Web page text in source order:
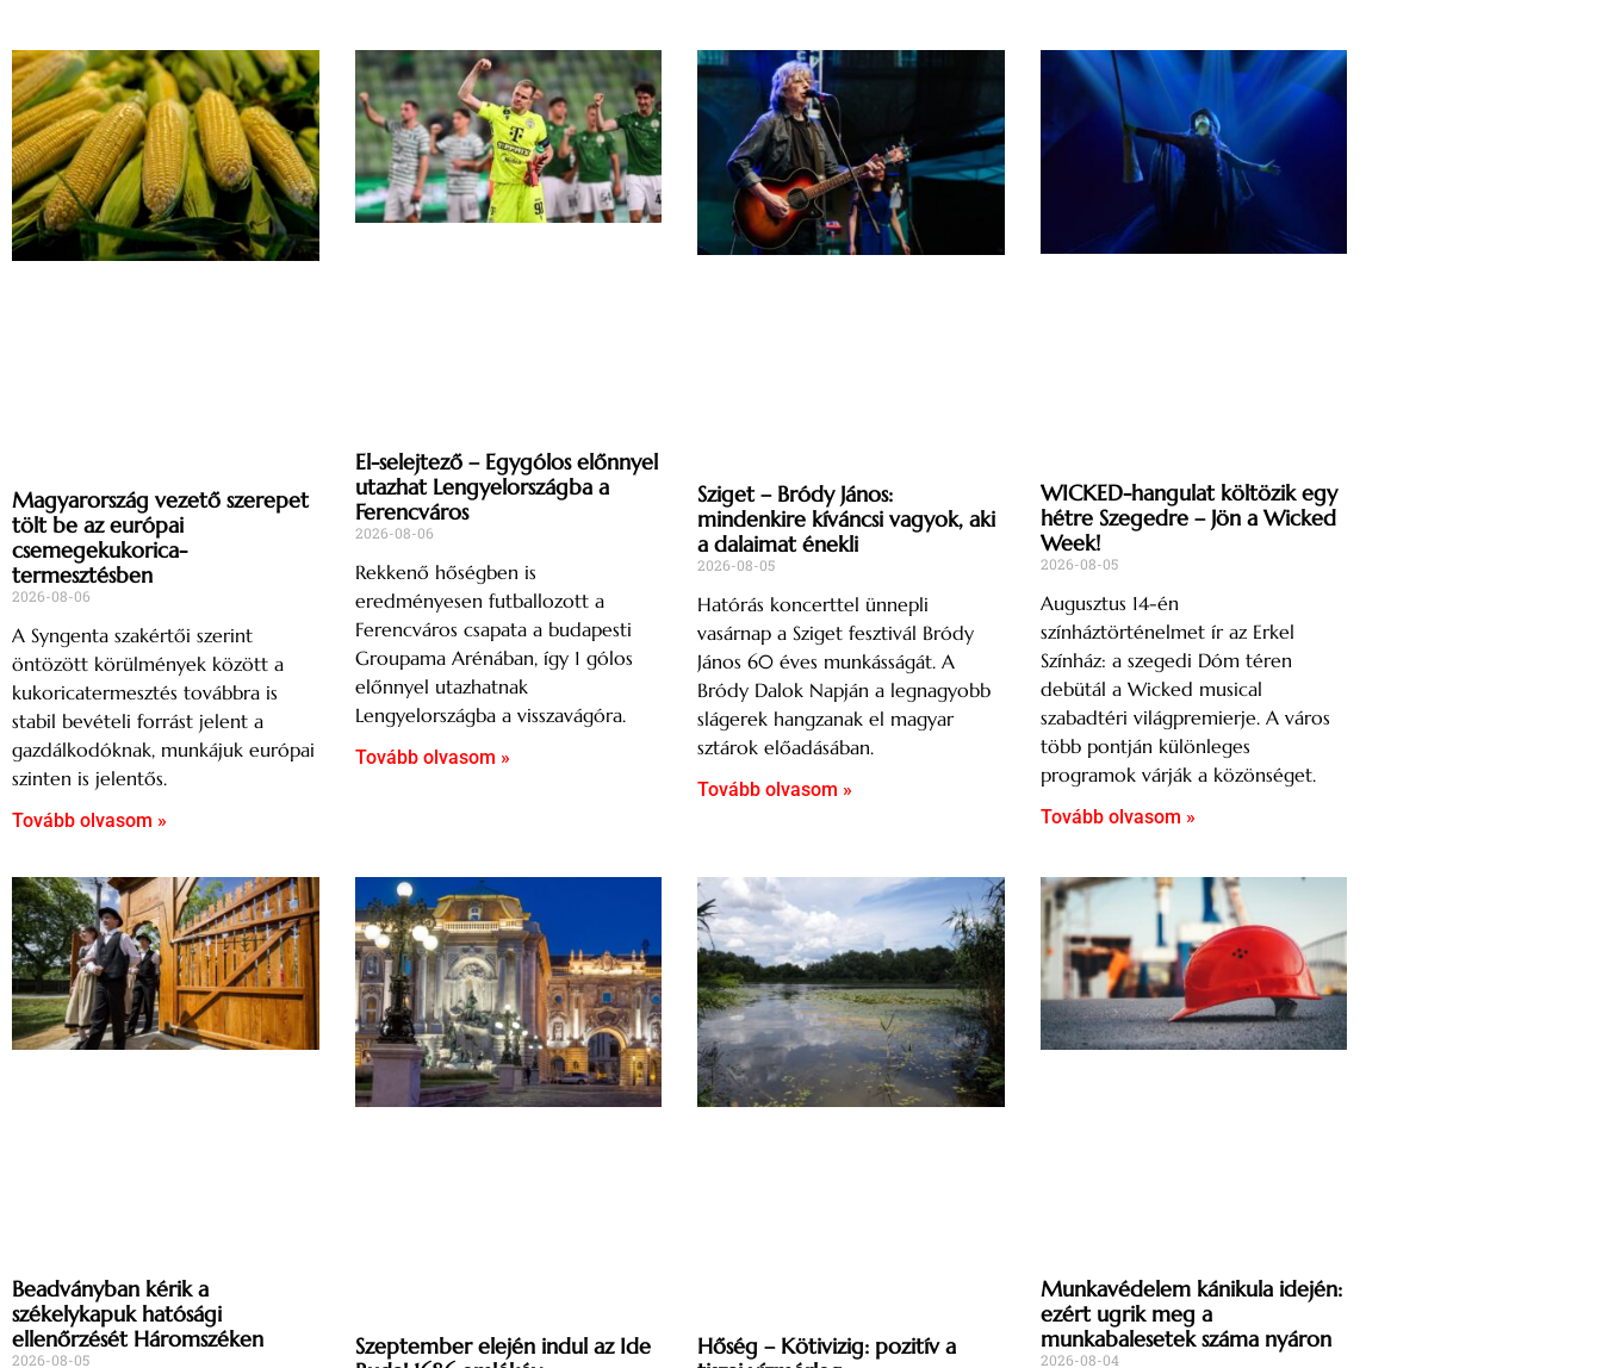
Magyarország vezető szerepet
tölt be az európai
csemegekukorica-
termesztésben
2026-08-06
A Syngenta szakértői szerint
öntözött körülmények között a
kukoricatermesztés továbbra is
stabil bevételi forrást jelent a
gazdálkodóknak, munkájuk európai
szinten is jelentős.
Tovább olvasom »
El-selejtező – Egygólos előnnyel
utazhat Lengyelországba a
Ferencváros
2026-08-06
Rekkenő hőségben is
eredményesen futballozott a
Ferencváros csapata a budapesti
Groupama Arénában, így 1 gólos
előnnyel utazhatnak
Lengyelországba a visszavágóra.
Tovább olvasom »
Sziget – Bródy János:
mindenkire kíváncsi vagyok, aki
a dalaimat énekli
2026-08-05
Hatórás koncerttel ünnepli
vasárnap a Sziget fesztivál Bródy
János 60 éves munkásságát. A
Bródy Dalok Napján a legnagyobb
slágerek hangzanak el magyar
sztárok előadásában.
Tovább olvasom »
WICKED-hangulat költözik egy
hétre Szegedre – Jön a Wicked
Week!
2026-08-05
Augusztus 14-én
színháztörténelmet ír az Erkel
Színház: a szegedi Dóm téren
debütál a Wicked musical
szabadtéri világpremierje. A város
több pontján különleges
programok várják a közönséget.
Tovább olvasom »
Beadványban kérik a
székelykapuk hatósági
ellenőrzését Háromszéken
2026-08-05
Szeptember elején indul az Ide
Hőség – Kötivizig: pozitív a
Munkavédelem kánikula idején:
ezért ugrik meg a
munkabalesetek száma nyáron
2026-08-04